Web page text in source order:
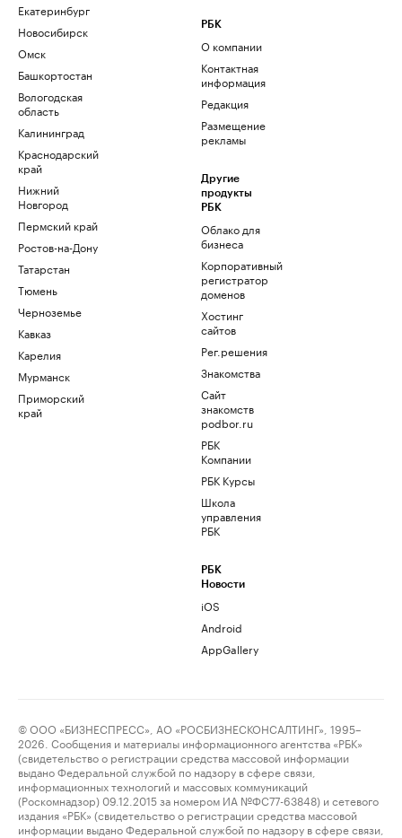
Екатеринбург
Новосибирск
Омск
Башкортостан
Вологодская
область
Калининград
Краснодарский
край
Нижний
Новгород
Пермский край
Ростов-на-Дону
Татарстан
Тюмень
Черноземье
Кавказ
Карелия
Мурманск
Приморский
край
РБК
О компании
Контактная
информация
Редакция
Размещение
рекламы
Другие
продукты
РБК
Облако для
бизнеса
Корпоративный
регистратор
доменов
Хостинг
сайтов
Рег.решения
Знакомства
Сайт
знакомств
podbor.ru
РБК
Компании
РБК Курсы
Школа
управления
РБК
РБК
Новости
iOS
Android
AppGallery
© ООО «БИЗНЕСПРЕСС», АО «РОСБИЗНЕСКОНСАЛТИНГ», 1995–
2026. Сообщения и материалы информационного агентства «РБК»
(свидетельство о регистрации средства массовой информации
выдано Федеральной службой по надзору в сфере связи,
информационных технологий и массовых коммуникаций
(Роскомнадзор) 09.12.2015 за номером ИА №ФС77-63848) и сетевого
издания «РБК» (свидетельство о регистрации средства массовой
информации выдано Федеральной службой по надзору в сфере связи,